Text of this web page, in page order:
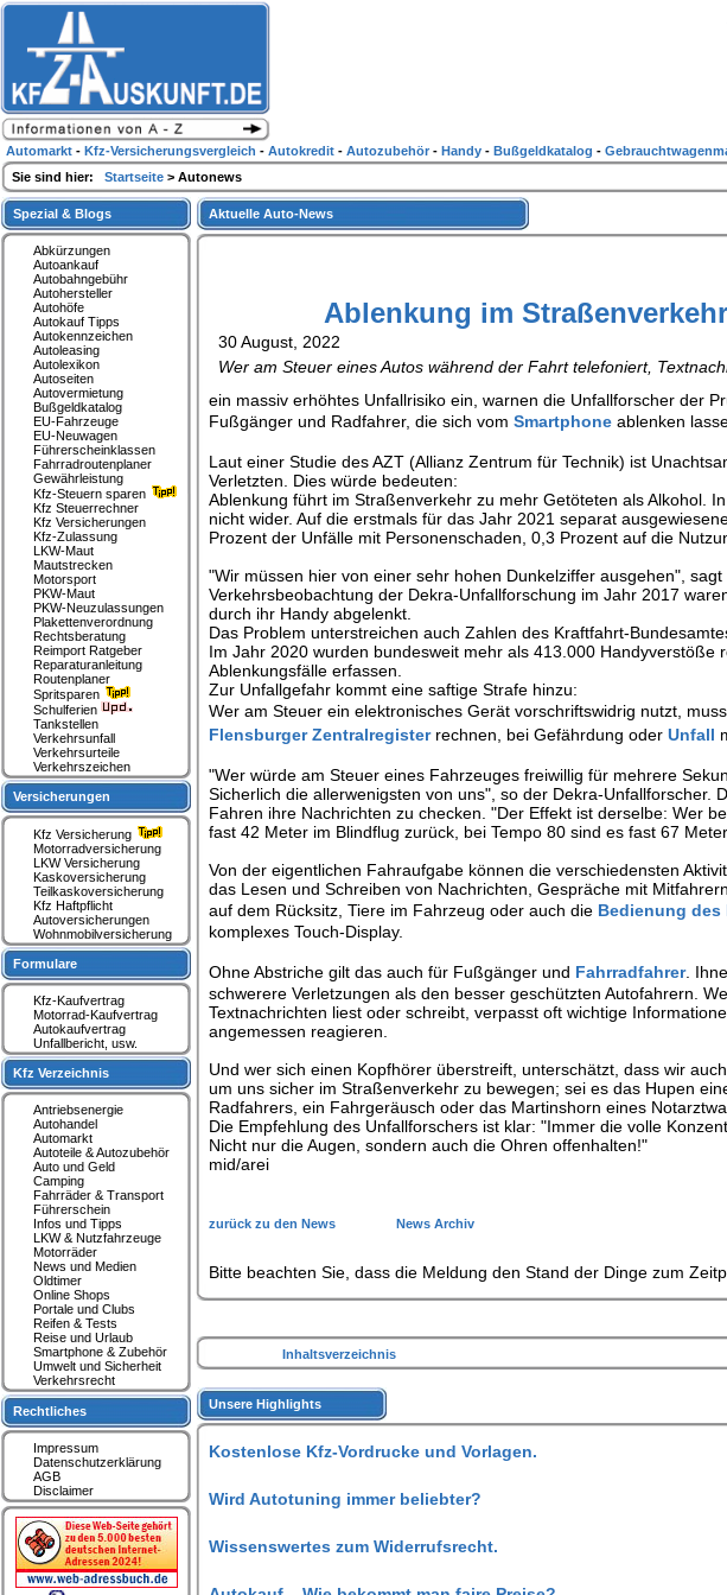
Aktuelle Auto-News
Ablenkung im
30 August, 2022
Wer am Steuer eines Autos während der Fahrt telefoniert,
ein massiv erhöhtes Unfallrisiko ein, warnen die Unfallforscher der
Fußgänger und Radfahrer, die sich vom Smartphone ablenken
Laut einer Studie des AZT (Allianz Zentrum für Technik) ist
Verletzten. Dies würde bedeuten:
Ablenkung führt im Straßenverkehr zu mehr Getöteten als Alkohol.
nicht wider. Auf die erstmals für das Jahr 2021 separat
Prozent der Unfälle mit Personenschaden, 0,3 Prozent auf die
"Wir müssen hier von einer sehr hohen Dunkelziffer ausgehen",
Verkehrsbeobachtung der Dekra-Unfallforschung im Jahr 2017
durch ihr Handy abgelenkt.
Das Problem unterstreichen auch Zahlen des Kraftfahrt-
Im Jahr 2020 wurden bundesweit mehr als 413.000
Ablenkungsfälle erfassen.
Zur Unfallgefahr kommt eine saftige Strafe hinzu:
Wer am Steuer ein elektronisches Gerät vorschriftswidrig nutzt,
Flensburger Zentralregisterrechnen, bei Gefährdung oder Unfall
"Wer würde am Steuer eines Fahrzeuges freiwillig für mehrere
Sicherlich die allerwenigsten von uns", so der Dekra-Unfallforscher.
Fahren ihre Nachrichten zu checken. "Der Effekt ist derselbe: Wer
fast 42 Meter im Blindflug zurück, bei Tempo 80 sind es fast 67
Von der eigentlichen Fahraufgabe können die verschiedensten
das Lesen und Schreiben von Nachrichten, Gespräche mit
auf dem Rücksitz, Tiere im Fahrzeug oder auch die Bedienung des
komplexes Touch-Display.
Ohne Abstriche gilt das auch für Fußgänger und Fahrradfahrer.
schwerere Verletzungen als den besser geschützten Autofahrern.
Textnachrichten liest oder schreibt, verpasst oft wichtige
angemessen reagieren.
Und wer sich einen Kopfhörer überstreift, unterschätzt, dass wir
um uns sicher im Straßenverkehr zu bewegen; sei es das Hupen
Radfahrers, ein Fahrgeräusch oder das Martinshorn eines
Die Empfehlung des Unfallforschers ist klar: "Immer die volle
Nicht nur die Augen, sondern auch die Ohren offenhalten!"
mid/arei
zurück zu den News News Archiv
Bitte beachten Sie, dass die Meldung den Stand der Dinge zum
Inhaltsverzeichnis
Unsere Highlights
Kostenlose Kfz-Vordrucke und Vorlagen.
Wird Autotuning immer beliebter?
Wissenswertes zum Widerrufsrecht.
Spezial & Blogs
Abkürzungen
Autoankauf
Autobahngebühr
Autohersteller
Autohöfe
Autokauf Tipps
Autokennzeichen
Autoleasing
Autolexikon
Autoseiten
Autovermietung
Bußgeldkatalog
EU-Fahrzeuge
EU-Neuwagen
Führerscheinklassen
Fahrradroutenplaner
Gewährleistung
Kfz-Steuern sparen
Kfz Steuerrechner
Kfz Versicherungen
Kfz-Zulassung
LKW-Maut
Mautstrecken
Motorsport
PKW-Maut
PKW-Neuzulassungen
Plakettenverordnung
Rechtsberatung
Reimport Ratgeber
Reparaturanleitung
Routenplaner
Spritsparen
Schulferien
Tankstellen
Verkehrsunfall
Verkehrsurteile
Verkehrszeichen
Versicherungen
Kfz Versicherung
Motorradversicherung
LKW Versicherung
Kaskoversicherung
Teilkaskoversicherung
Kfz Haftpflicht
Autoversicherungen
Wohnmobilversicherung
Formulare
Kfz-Kaufvertrag
Motorrad-Kaufvertrag
Autokaufvertrag
Unfallbericht, usw.
Kfz Verzeichnis
Antriebsenergie
Autohandel
Automarkt
Autoteile & Autozubehör
Auto und Geld
Camping
Fahrräder & Transport
Führerschein
Infos und Tipps
LKW & Nutzfahrzeuge
Motorräder
News und Medien
Oldtimer
Online Shops
Portale und Clubs
Reifen & Tests
Reise und Urlaub
Smartphone & Zubehör
Umwelt und Sicherheit
Verkehrsrecht
Rechtliches
Impressum
Datenschutzerklärung
AGB
Disclaimer
Automarkt - Kfz-Versicherungsvergleich - Autokredit - Autozubehör - Handy - Bußgeldkatalog -
Sie sind hier: Startseite > Autonews